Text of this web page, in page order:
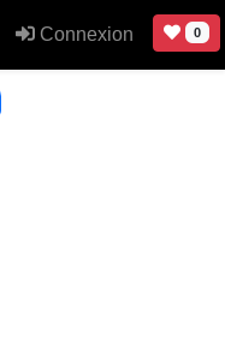
Connexion 0